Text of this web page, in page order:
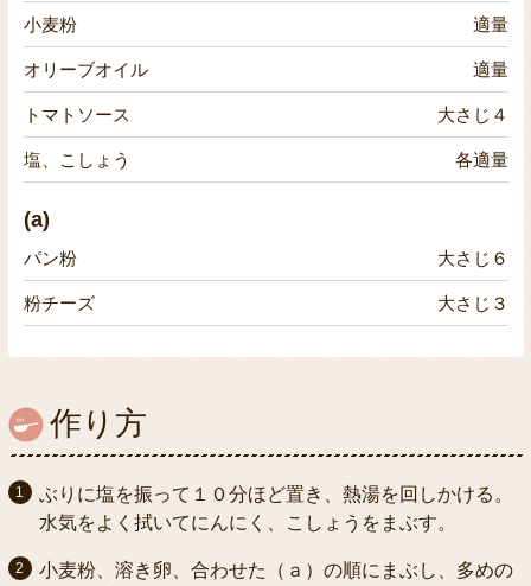
小麦粉 適量
オリーブオイル 適量
トマトソース 大さじ４
塩、こしょう 各適量
(a)
パン粉 大さじ６
粉チーズ 大さじ３
作り方
ぶりに塩を振って１０分ほど置き、熱湯を回しかける。
水気をよく拭いてにんにく、こしょうをまぶす。
小麦粉、溶き卵、合わせた（ａ）の順にまぶし、多めの